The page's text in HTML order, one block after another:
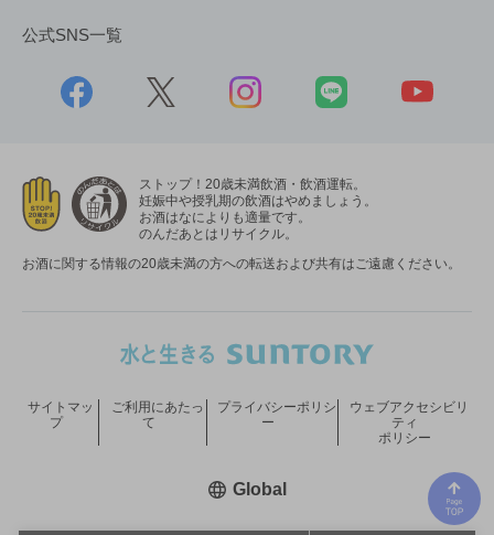
公式SNS一覧
ストップ！20歳未満飲酒・飲酒運転。
妊娠中や授乳期の飲酒はやめましょう。
お酒はなによりも適量です。
のんだあとはリサイクル。
お酒に関する情報の20歳未満の方への転送および共有はご遠慮ください。
サイトマッ
プ
ご利用にあたっ
て
プライバシーポリシ
ー
ウェブアクセシビリ
ティ
ポリシー
Global新しいウィンドウで開く